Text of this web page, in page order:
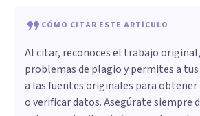
CÓMO CITAR ESTE ARTÍCULO
Al citar, reconoces el trabajo
problemas de plagio y permites a
a las fuentes originales para
o verificar datos. Asegúrate siempre